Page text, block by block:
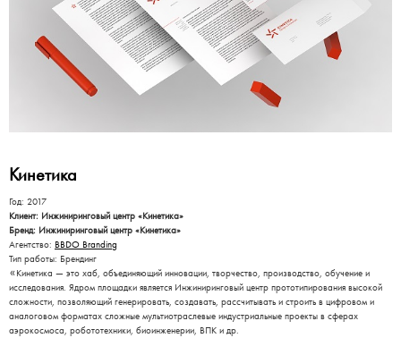
Кинетика
Год: 2017
Клиент: Инжиниринговый центр «Кинетика»
Бренд: Инжиниринговый центр «Кинетика»
Агентство: BBDO Branding
Тип работы: Брендинг
«Кинетика — это хаб, объединяющий инновации, творчество, производство, обучение и
исследования. Ядром площадки является Инжиниринговый центр прототипирования высокой
сложности, позволяющий генерировать, создавать, рассчитывать и строить в цифровом и
аналоговом форматах сложные мультиотраслевые индустриальные проекты в сферах
аэрокосмоса, робототехники, биоинженерии, ВПК и др.